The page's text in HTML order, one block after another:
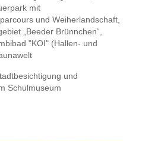
mit
und Weiherlandschaft,
„Beeder Brünnchen“,
"KOI" (Hallen- und
und
Schulmuseum